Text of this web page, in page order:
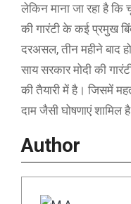
लेकिन माना जा रहा है कि
की गारंटी के कई प्रमुख
दरअसल, तीन महीने बाद
साय सरकार मोदी की
की तैयारी में है। जिसमें
दाम जैसी घोषणाएं शामिल
Author